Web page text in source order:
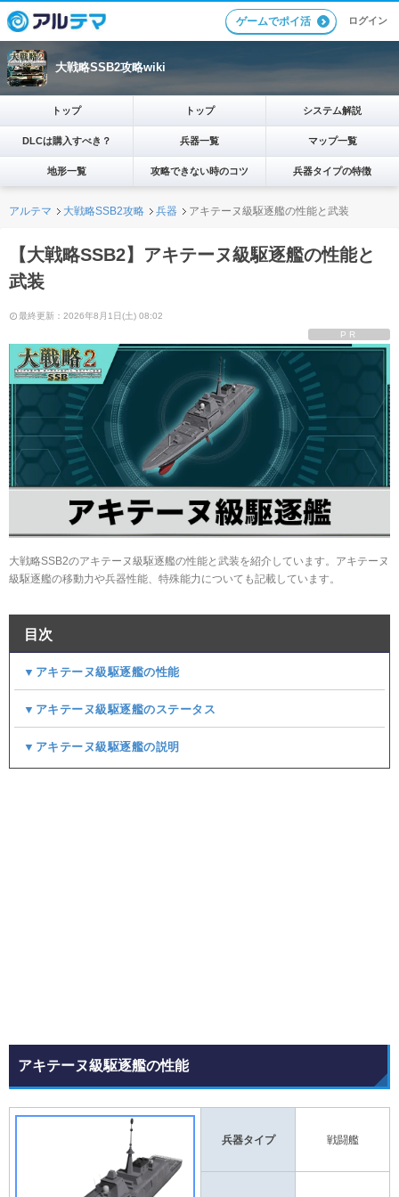
ゲームでポイ活 ログイン
大戦略SSB2攻略wiki
トップ トップ システム解説
DLCは購入すべき？ 兵器一覧 マップ一覧
地形一覧 攻略できない時のコツ 兵器タイプの特徴
アルテマ 大戦略SSB2攻略 兵器 アキテーヌ級駆逐艦の性能と武装
【大戦略SSB2】アキテーヌ級駆逐艦の性能と
武装
最終更新：2026年8月1日(土) 08:02
PR
大戦略SSB2のアキテーヌ級駆逐艦の性能と武装を紹介しています。アキテーヌ
級駆逐艦の移動力や兵器性能、特殊能力についても記載しています。
目次
▼アキテーヌ級駆逐艦の性能
▼アキテーヌ級駆逐艦のステータス
▼アキテーヌ級駆逐艦の説明
アキテーヌ級駆逐艦の性能
兵器タイプ 戦闘艦